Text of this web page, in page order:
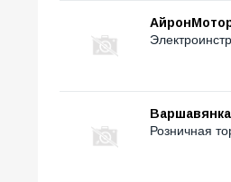
Розничная